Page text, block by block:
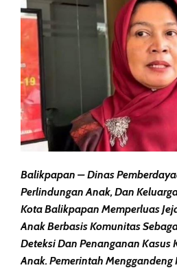
Balikpapan – Dinas
Perlindungan Anak, Dan
Kota Balikpapan Memperluas
Anak Berbasis Komunitas
Deteksi Dan Penanganan Kasus
Anak. Pemerintah Menggandeng